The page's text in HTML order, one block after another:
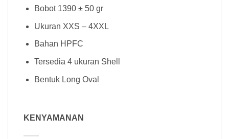
Bobot 1390 ± 50 gr
Ukuran XXS – 4XXL
Bahan HPFC
Tersedia 4 ukuran Shell
Bentuk Long Oval
KENYAMANAN